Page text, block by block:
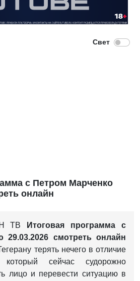
с Петром Марченко
онлайн
ТВ
Итоговая программа с
29.03.2026 смотреть онлайн
терять нечего в отличие
сейчас судорожно
лицо и перевести ситуацию в